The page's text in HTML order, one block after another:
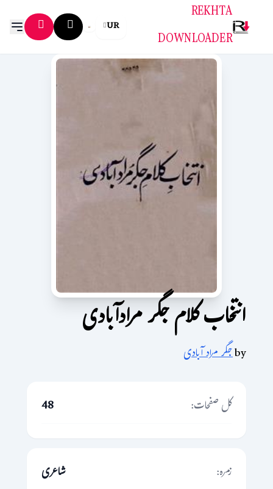
REKHTA
DOWNLOADER
UR
انتخاب کلام جگر مرادآبادی
byجگر مراد آبادی
کل صفحات:
48
زمرہ:
شاعری